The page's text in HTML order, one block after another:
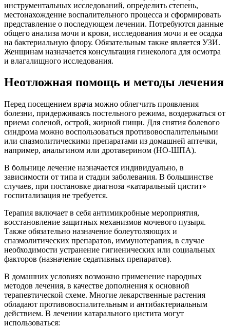
инструментальных исследований, определить степень,
местонахождение воспалительного процесса и сформировать
представление о последующем лечении. Потребуются данные
общего анализа мочи и крови, исследования мочи и ее осадка
на бактериальную флору. Обязательным также является УЗИ.
Женщинам назначается консультация гинеколога для осмотра
и влагалищного исследования.
Неотложная помощь и методы лечения
Перед посещением врача можно облегчить проявления
болезни, придерживаясь постельного режима, воздержаться от
приема соленой, острой, жирной пищи. Для снятия болевого
синдрома можно воспользоваться противовоспалительными
или спазмолитическими препаратами из домашней аптечки,
например, анальгином или дротаверином (НО-ШПА).
В больнице лечение назначается индивидуально, в
зависимости от типа и стадии заболевания. В большинстве
случаев, при постановке диагноза «катаральный цистит»
госпитализация не требуется.
Терапия включает в себя антимикробные мероприятия,
восстановление защитных механизмов мочевого пузыря.
Также обязательно назначение болеутоляющих и
спазмолитических препаратов, иммунотерапия, в случае
необходимости устранение гигиенических или социальных
факторов (назначение седативных препаратов).
В домашних условиях возможно применение народных
методов лечения, в качестве дополнения к основной
терапевтической схеме. Многие лекарственные растения
обладают противовоспалительным и антибактериальным
действием. В лечении катарального цистита могут
использоваться: